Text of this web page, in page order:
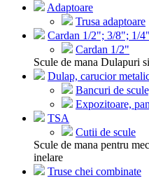
Adaptoare
Trusa adaptoare
Cardan 1/2"; 3/8"; 1/4"
Cardan 1/2"
Scule de mana Dulapuri
Dulap, carucior
Bancuri de
Expozitoare,
TSA
Cutii de scule
Scule de mana pentru
inelare
Truse chei combinate